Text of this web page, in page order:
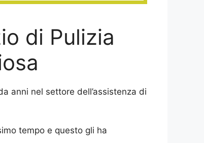
di Pulizia
anni nel settore dell’assistenza di
tempo e questo gli ha